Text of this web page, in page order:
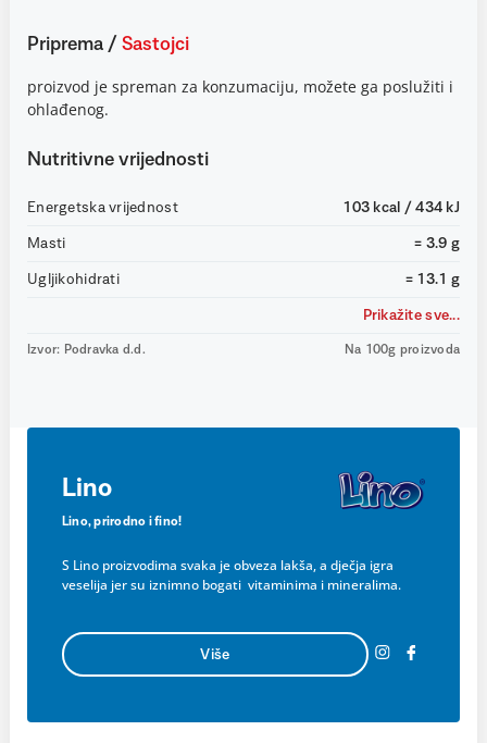
Priprema / Sastojci
proizvod je spreman za konzumaciju, možete ga poslužiti i
ohlađenog.
Nutritivne vrijednosti
Energetska vrijednost 103 kcal / 434 kJ
Masti = 3.9 g
Ugljikohidrati = 13.1 g
Prikažite sve...
Izvor: Podravka d.d. Na 100g proizvoda
Lino
Lino, prirodno i fino!
S Lino proizvodima svaka je obveza lakša, a dječja igra
veselija jer su iznimno bogati vitaminima i mineralima.
Više